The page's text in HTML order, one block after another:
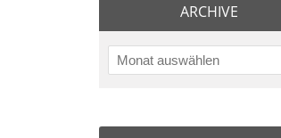
ARCHIVE
Monat auswählen